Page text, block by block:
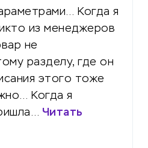
Когда я
из менеджеров
не
разделу, где он
этого тоже
Когда я
Читать